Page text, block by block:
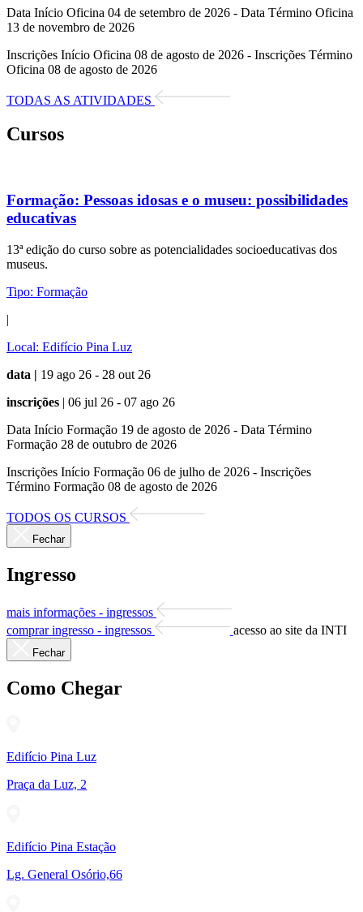
Data Início Oficina 04 de setembro de 2026 - Data Término Oficina
13 de novembro de 2026
Inscrições Início Oficina 08 de agosto de 2026 - Inscrições Término
Oficina 08 de agosto de 2026
TODAS AS ATIVIDADES
Cursos
Formação: Pessoas idosas e o museu: possibilidades
educativas
13ª edição do curso sobre as potencialidades socioeducativas dos
museus.
Tipo: Formação
|
Local: Edifício Pina Luz
data | 19 ago 26 - 28 out 26
inscrições | 06 jul 26 - 07 ago 26
Data Início Formação 19 de agosto de 2026 - Data Término
Formação 28 de outubro de 2026
Inscrições Início Formação 06 de julho de 2026 - Inscrições
Término Formação 08 de agosto de 2026
TODOS OS CURSOS
Fechar
Ingresso
mais informações - ingressos
comprar ingresso - ingressos
acesso ao site da INTI
Fechar
Como Chegar
Edifício Pina Luz
Praça da Luz, 2
Edifício Pina Estação
Lg. General Osório,66